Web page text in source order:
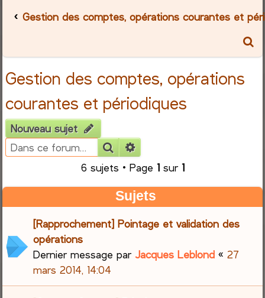
Gestion des comptes, opérations courantes et
c
h
Gestion des comptes, opérations
courantes et périodiques
Nouveau sujet
Rechercher
6 sujets • Page 1sur 1
Sujets
[Rapprochement] Pointage et validation des
opérations
Dernier message parJacques Leblond «27
mars 2014, 14:04